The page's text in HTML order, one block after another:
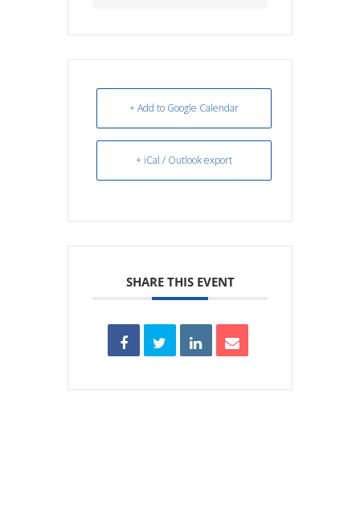
+ Add to Google Calendar
+ iCal / Outlook export
SHARE THIS EVENT